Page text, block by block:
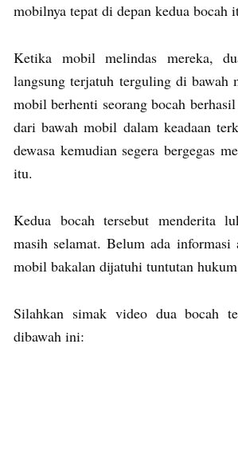
mobilnya tepat di depan kedua bocah
Ketika mobil melindas mereka,
langsung terjatuh terguling di bawah
mobil berhenti seorang bocah
dari bawah mobil dalam keadaan
dewasa kemudian segera bergegas
itu.
Kedua bocah tersebut menderita
masih selamat. Belum ada informasi
mobil bakalan dijatuhi tuntutan
Silahkan simak video dua bocah
dibawah ini: